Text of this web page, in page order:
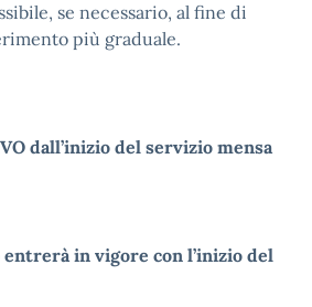
se necessario, al fine di
più graduale.
dall’inizio del servizio mensa
entrerà in vigore con l’inizio del